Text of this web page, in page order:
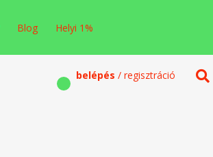
Blog Helyi 1%
belépés / regisztráció